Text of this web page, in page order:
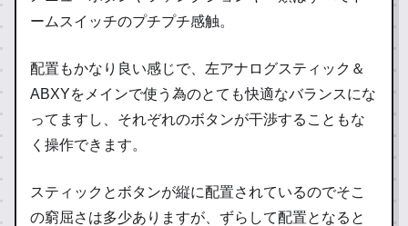
ームスイッチのプチプチ感触。
配置もかなり良い感じで、左アナログスティック＆
ABXYをメインで使う為のとても快適なバランスにな
ってますし、それぞれのボタンが干渉することもな
く操作できます。
スティックとボタンが縦に配置されているのでそこ
の窮屈さは多少ありますが、ずらして配置となると